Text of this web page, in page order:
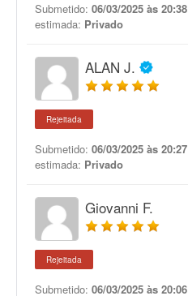
Submetido: 06/03/2025 às 20:38
estimada: Privado
ALAN J.
Rejeitada
Submetido: 06/03/2025 às 20:27
estimada: Privado
Giovanni F.
Rejeitada
Submetido: 06/03/2025 às 20:06